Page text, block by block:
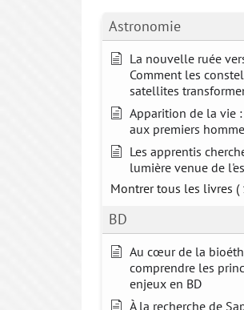
Astronomie
La nouvelle ruée
Comment les
satellites
Apparition de la vie
aux premiers
Les apprentis
lumière venue de
Montrer tous les livres (
BD
Au cœur de la
comprendre les
enjeux en BD
À la recherche de